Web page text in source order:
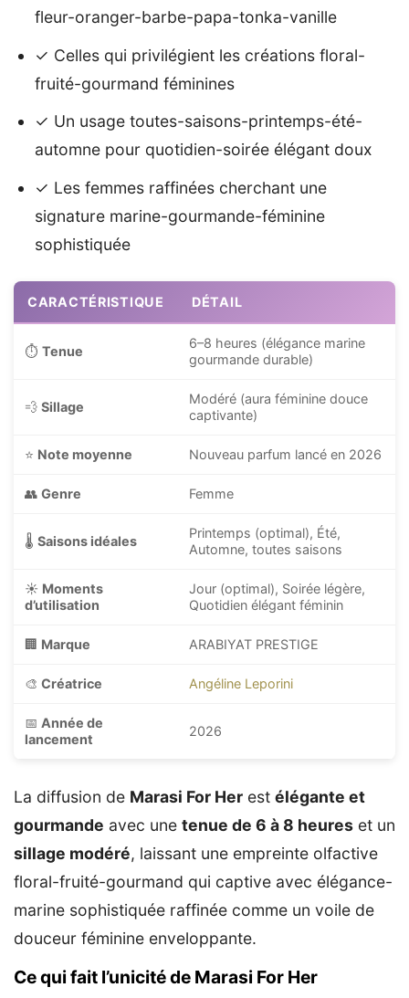
fleur-oranger-barbe-papa-tonka-vanille
✓ Celles qui privilégient les créations floral-
fruité-gourmand féminines
✓ Un usage toutes-saisons-printemps-été-
automne pour quotidien-soirée élégant doux
✓ Les femmes raffinées cherchant une
signature marine-gourmande-féminine
sophistiquée
CARACTÉRISTIQUE DÉTAIL
⏱️ Tenue
6–8 heures (élégance marine
gourmande durable)
💨 Sillage
Modéré (aura féminine douce
captivante)
⭐ Note moyenne Nouveau parfum lancé en 2026
👥 Genre Femme
🌡️ Saisons idéales
Printemps (optimal), Été,
Automne, toutes saisons
☀️ Moments
d’utilisation
Jour (optimal), Soirée légère,
Quotidien élégant féminin
🏢 Marque ARABIYAT PRESTIGE
🎨 Créatrice Angéline Leporini
📅 Année de
lancement
2026
La diffusion de Marasi For Her est élégante et
gourmande avec une tenue de 6 à 8 heures et un
sillage modéré, laissant une empreinte olfactive
floral-fruité-gourmand qui captive avec élégance-
marine sophistiquée raffinée comme un voile de
douceur féminine enveloppante.
Ce qui fait l’unicité de Marasi For Her